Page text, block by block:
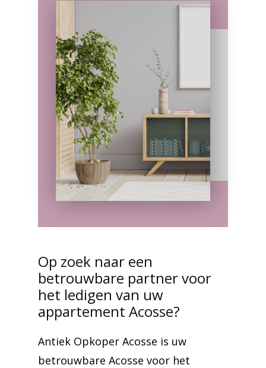
Op zoek naar een
betrouwbare partner voor
het ledigen van uw
appartement Acosse?
Antiek Opkoper Acosse is uw
betrouwbare Acosse voor het